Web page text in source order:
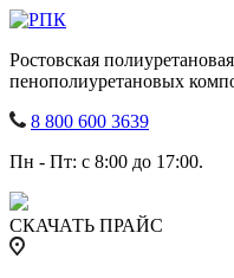
Ростовская
пенополиуретановых
8 800 600 3639
Пн - Пт: с 8:00 до 17:00.
СКАЧАТЬ ПРАЙС